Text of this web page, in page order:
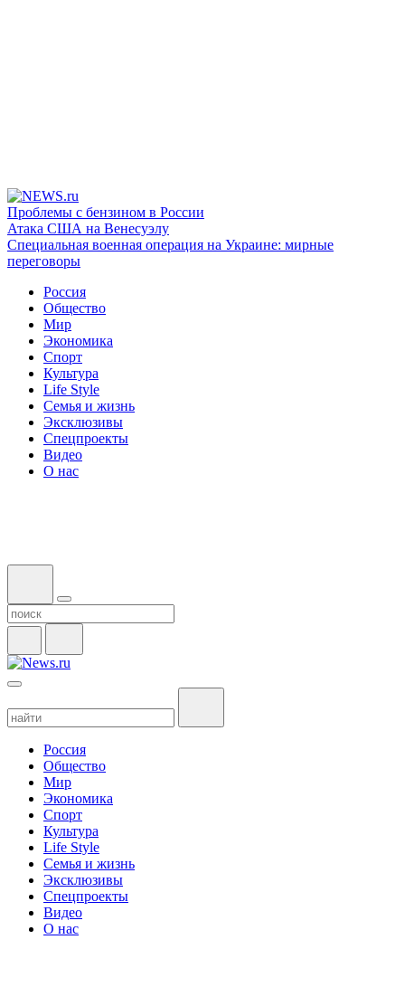
Проблемы с бензином в России
Атака США на Венесуэлу
Специальная военная операция на Украине: мирные
переговоры
Россия
Общество
Мир
Экономика
Спорт
Культура
Life Style
Семья и жизнь
Эксклюзивы
Спецпроекты
Видео
О нас
Россия
Общество
Мир
Экономика
Спорт
Культура
Life Style
Семья и жизнь
Эксклюзивы
Спецпроекты
Видео
О нас